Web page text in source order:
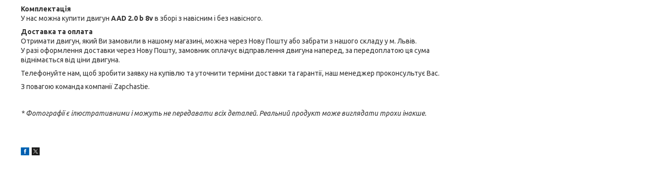
Комплектація
У нас можна купити двигун AAD 2.0 b 8vв зборі з навісним і без навісного.
Доставка та оплата
Отримати двигун, який Ви замовили в нашому магазині, можна через Нову Пошту або забрати з нашого складу у м. Львів.
У разі оформлення доставки через Нову Пошту, замовник оплачує відправлення двигуна наперед, за передоплатою ця сума
віднімається від ціни двигуна.
Телефонуйте нам, щоб зробити заявку на купівлю та уточнити терміни доставки та гарантії, наш менеджер проконсультує Вас.
З повагою команда компанії Zapchastie.
* Фотографії є ілюстративними і можуть не передавати всіх деталей. Реальний продукт може виглядати трохи інакше.